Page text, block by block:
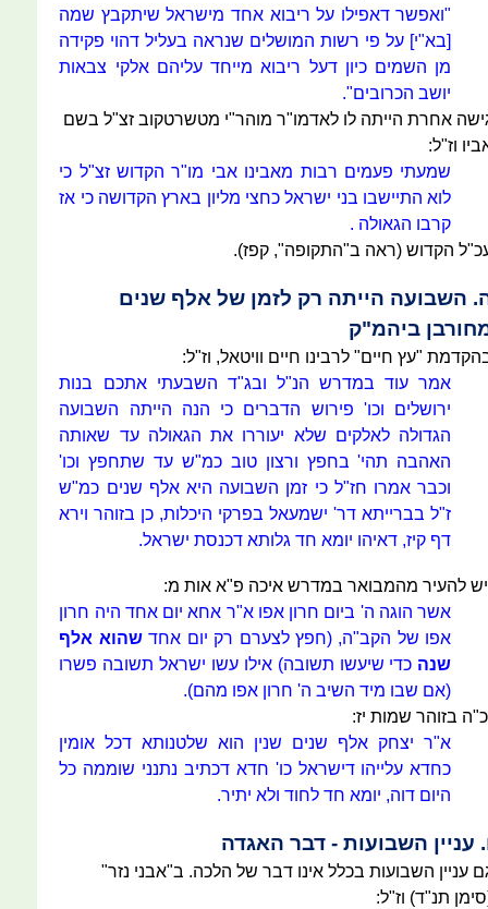
"ואפשר דאפילו על ריבוא אחד מישראל שיתקבץ שמה
[בא"י] על פי רשות המושלים שנראה בעליל דהוי פקידה
מן השמים כיון דעל ריבוא מייחד עליהם אלקי צבאות
יושב הכרובים".
אחרת הייתה לו לאדמו"ר מוהר"י מטשרטקוב זצ"ל בשם
וז"ל:
שמעתי פעמים רבות מאבינו אבי מו"ר הקדוש זצ"ל כי
לוא התיישבו בני ישראל כחצי מליון בארץ הקדושה כי אז
קרבו הגאולה .
הקדוש (ראה ב"התקופה", קפז).
השבועה הייתה רק לזמן של אלף שנים
ביהמ"ק
"עץ חיים" לרבינו חיים וויטאל, וז"ל:
אמר עוד במדרש הנ"ל ובג"ד השבעתי אתכם בנות
ירושלים וכו' פירוש הדברים כי הנה הייתה השבועה
הגדולה לאלקים שלא יעוררו את הגאולה עד שאותה
האהבה תהי' בחפץ ורצון טוב כמ"ש עד שתחפץ וכו'
וכבר אמרו חז"ל כי זמן השבועה היא אלף שנים כמ"ש
ז"ל בברייתא דר' ישמעאל בפרקי היכלות, כן בזוהר וירא
דף קיז, דאיהו יומא חד גלותא דכנסת ישראל.
להעיר מהמבואר במדרש איכה פ"א אות מ:
אשר הוגה ה' ביום חרון אפו א"ר אחא יום אחד היה חרון
אפו של הקב"ה, (חפץ לצערם רק יום אחדשהוא אלף
שנה כדי שיעשו תשובה) אילו עשו ישראל תשובה פשרו
(אם שבו מיד השיב ה' חרון אפו מהם).
בזוהר שמות יז:
א"ר יצחק אלף שנים שנין הוא שלטנותא דכל אומין
כחדא עלייהו דישראל כו' חדא דכתיב נתנני שוממה כל
היום דוה, יומא חד לחוד ולא יתיר.
עניין השבועות - דבר האגדה
עניין השבועות בכלל אינו דבר של הלכה. ב"אבני נזר"
תנ"ד) וז"ל: